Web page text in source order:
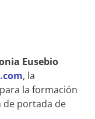
Eusebio
, la
para la formación
de portada de